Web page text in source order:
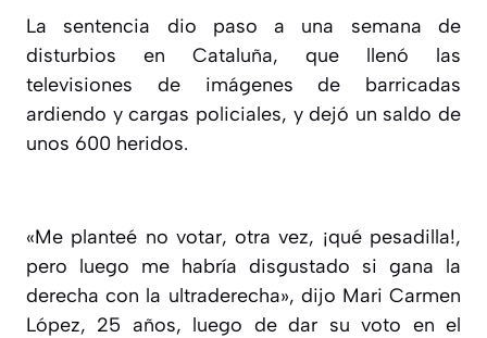
La sentencia dio paso a una semana de
disturbios en Cataluña, que llenó las
televisiones de imágenes de barricadas
ardiendo y cargas policiales, y dejó un saldo de
unos 600 heridos.
«Me planteé no votar, otra vez, ¡qué pesadilla!,
pero luego me habría disgustado si gana la
derecha con la ultraderecha», dijo Mari Carmen
López, 25 años, luego de dar su voto en el